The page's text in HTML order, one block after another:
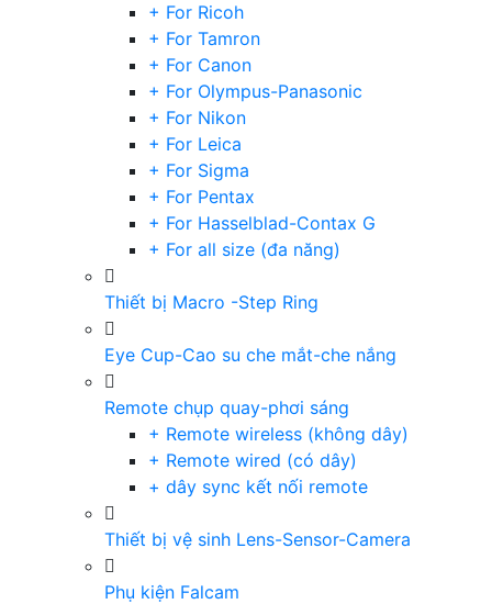
+ For Ricoh
+ For Tamron
+ For Canon
+ For Olympus-Panasonic
+ For Nikon
+ For Leica
+ For Sigma
+ For Pentax
+ For Hasselblad-Contax G
+ For all size (đa năng)
Thiết bị Macro -Step Ring
Eye Cup-Cao su che mắt-che nắng
Remote chụp quay-phơi sáng
+ Remote wireless (không dây)
+ Remote wired (có dây)
+ dây sync kết nối remote
Thiết bị vệ sinh Lens-Sensor-Camera
Phụ kiện Falcam